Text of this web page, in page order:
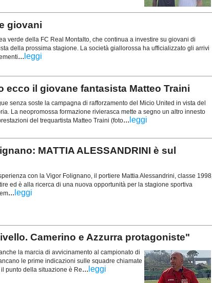
giovani
verde della FC Real Montalto, che continua a investire su giovani di
della prossima stagione. La società giallorossa ha ufficializzato gli arrivi
... leggi
ecco il giovane fantasista Matteo Traini
senza soste la campagna di rafforzamento del Micio United in vista del
La neopromossa formazione rivierasca mette a segno un altro innesto
del trequartista Matteo Traini (foto... leggi
MATTIA ALESSANDRINI è sul
con la Vigor Folignano, il portiere Mattia Alessandrini, classe 1998,
ed è alla ricerca di una nuova opportunità per la stagione sportiva
... leggi
Camerino e Azzurra protagoniste"
la marcia di avvicinamento al campionato di
le prime indicazioni sulle squadre chiamate
punto della situazione è Re... leggi